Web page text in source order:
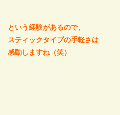
という経験があるので、
スティックタイプの手軽さは
感動しますね（笑）